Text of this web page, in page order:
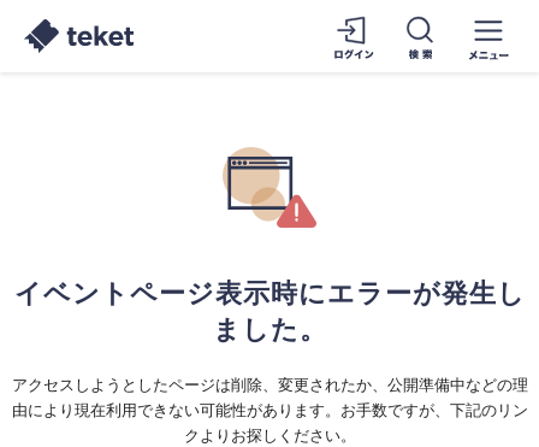
イベントページ表示時にエラーが発生し
ました。
アクセスしようとしたページは削除、変更されたか、公開準備中などの理
由により現在利用できない可能性があります。お手数ですが、下記のリン
クよりお探しください。